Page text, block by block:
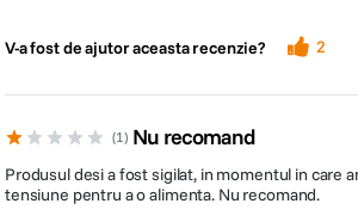
V-a fost de ajutor aceasta recenzie? 2
1 Nu recomand
Produsul desi a fost sigilat, in momentul in care
tensiune pentru a o alimenta. Nu recomand.